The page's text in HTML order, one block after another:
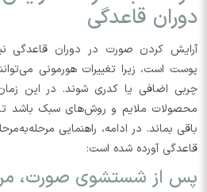
دوران قاعدگی
آرایش کردن صورت در دوران قاعدگی
پوست است، زیرا تغییرات هورمونی
چربی اضافی یا کدری شوند. در این
محصولات ملایم و روش‌های سبک باشد
باقی بماند. در ادامه، راهنمایی
قاعدگی آورده شده است:
پس از شستشوی صورت،